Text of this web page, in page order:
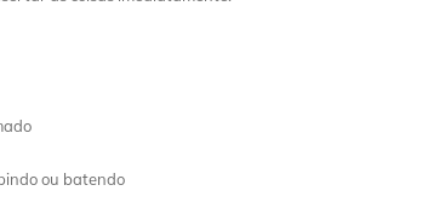
ou batendo